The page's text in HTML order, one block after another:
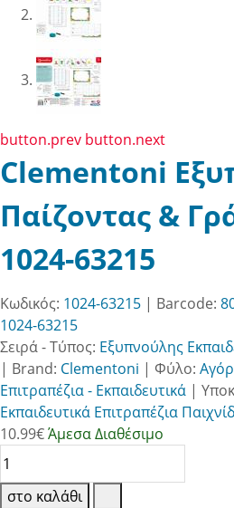
button.prev button.next
Clementoni
Παίζοντας &
1024-63215
Κωδικός: 1024-63215 | Barcode:
1024-63215
Σειρά - Τύπος: Εξυπνούλης
| Brand: Clementoni | Φύλο:
Επιτραπέζια - Εκπαιδευτικά |
Εκπαιδευτικά Επιτραπέζια
10.99€Άμεσα Διαθέσιμο
στο καλάθι